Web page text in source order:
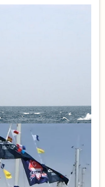
丫丫之選
關於我們